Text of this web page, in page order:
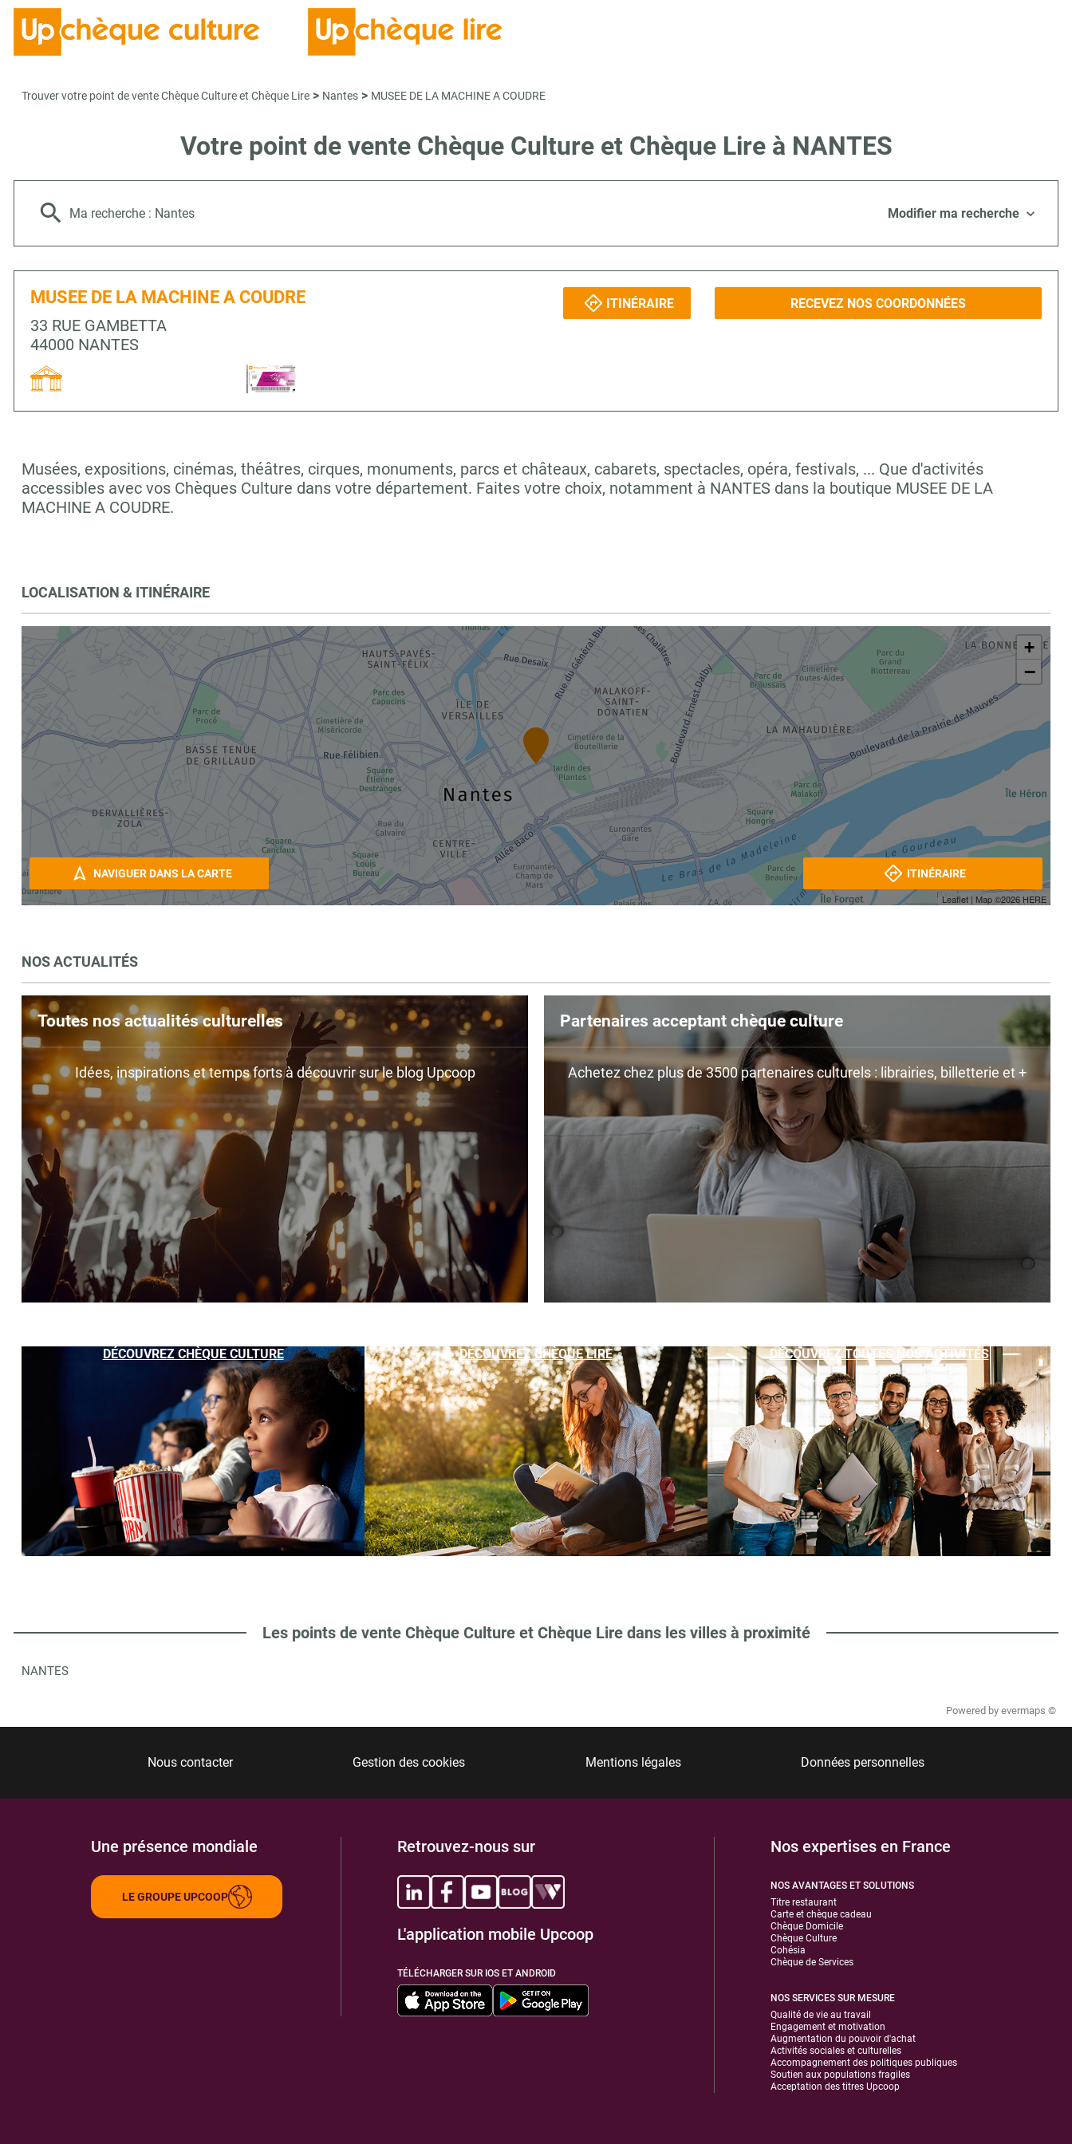
Trouver votre point de vente Chèque Culture et Chèque Lire > Nantes > MUSEE DE LA MACHINE A COUDRE
Votre point de vente Chèque Culture et Chèque Lire à NANTES
Ma recherche : Nantes Modifier ma recherche
MUSEE DE LA MACHINE A COUDRE
33 RUE GAMBETTA
44000 NANTES
ITINÉRAIRE RECEVEZ NOS COORDONNÉES
Musées, expositions, cinémas, théâtres, cirques, monuments, parcs et châteaux, cabarets, spectacles, opéra, festivals, ... Que d'activités
accessibles avec vos Chèques Culture dans votre département. Faites votre choix, notamment à NANTES dans la boutique MUSEE DE LA
MACHINE A COUDRE.
LOCALISATION & ITINÉRAIRE
+
−
Leaflet | Map ©2026 HERE
NAVIGUER DANS LA CARTE ITINÉRAIRE
NOS ACTUALITÉS
Toutes nos actualités culturelles
Idées, inspirations et temps forts à découvrir sur le blog Upcoop
Partenaires acceptant chèque culture
Achetez chez plus de 3500 partenaires culturels : librairies, billetterie et +
DÉCOUVREZ CHÈQUE CULTURE DÉCOUVREZ CHÈQUE LIRE DÉCOUVREZ TOUTES NOS ACTIVITÉS
Les points de vente Chèque Culture et Chèque Lire dans les villes à proximité
NANTES
Powered by evermaps ©
Nous contacter Gestion des cookies Mentions légales Données personnelles
Une présence mondiale
LE GROUPE UPCOOP
Retrouvez-nous sur
L'application mobile Upcoop
TÉLÉCHARGER SUR IOS ET ANDROID
Nos expertises en France
NOS AVANTAGES ET SOLUTIONS
Titre restaurant
Carte et chèque cadeau
Chèque Domicile
Chèque Culture
Cohésia
Chèque de Services
NOS SERVICES SUR MESURE
Qualité de vie au travail
Engagement et motivation
Augmentation du pouvoir d'achat
Activités sociales et culturelles
Accompagnement des politiques publiques
Soutien aux populations fragiles
Acceptation des titres Upcoop